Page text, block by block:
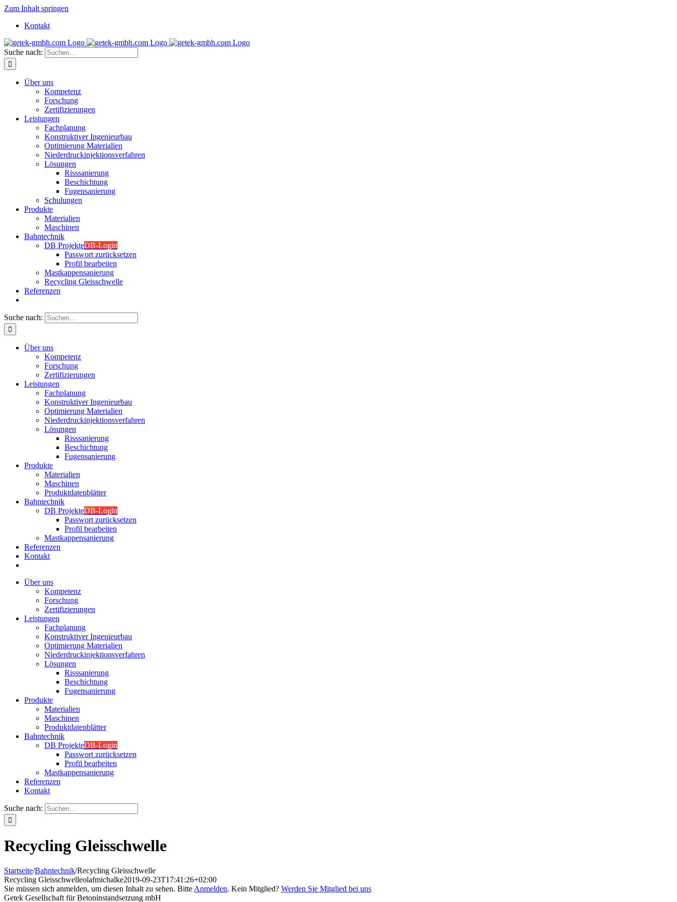
Zum Inhalt springen
Kontakt
Suche nach:
Über uns
Kompetenz
Forschung
Zertifizierungen
Leistungen
Fachplanung
Konstruktiver Ingenieurbau
Optimierung Materialien
Niederdruckinjektionsverfahren
Lösungen
Risssanierung
Beschichtung
Fugensanierung
Schulungen
Produkte
Materialien
Maschinen
Bahntechnik
DB ProjekteDB-Login
Passwort zurücksetzen
Profil bearbeiten
Mastkappensanierung
Recycling Gleisschwelle
Referenzen
Suche nach:
Über uns
Kompetenz
Forschung
Zertifizierungen
Leistungen
Fachplanung
Konstruktiver Ingenieurbau
Optimierung Materialien
Niederdruckinjektionsverfahren
Lösungen
Risssanierung
Beschichtung
Fugensanierung
Produkte
Materialien
Maschinen
Produktdatenblätter
Bahntechnik
DB ProjekteDB-Login
Passwort zurücksetzen
Profil bearbeiten
Mastkappensanierung
Referenzen
Kontakt
Über uns
Kompetenz
Forschung
Zertifizierungen
Leistungen
Fachplanung
Konstruktiver Ingenieurbau
Optimierung Materialien
Niederdruckinjektionsverfahren
Lösungen
Risssanierung
Beschichtung
Fugensanierung
Produkte
Materialien
Maschinen
Produktdatenblätter
Bahntechnik
DB ProjekteDB-Login
Passwort zurücksetzen
Profil bearbeiten
Mastkappensanierung
Referenzen
Kontakt
Suche nach:
Recycling Gleisschwelle
Startseite/Bahntechnik/Recycling Gleisschwelle
Recycling Gleisschwelleolafmichalke2019-09-23T17:41:26+02:00
Sie müssen sich anmelden, um diesen Inhalt zu sehen. Bitte Anmelden. Kein Mitglied? Werden Sie Mitglied bei uns
Getek Gesellschaft für Betoninstandsetzung mbH